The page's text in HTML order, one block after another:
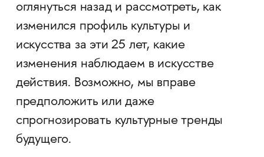
оглянуться назад и рассмотреть, как
изменился профиль культуры и
искусства за эти 25 лет, какие
изменения наблюдаем в искусстве
действия. Возможно, мы вправе
предположить или даже
спрогнозировать культурные тренды
будущего.